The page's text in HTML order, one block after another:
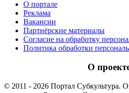
О портале
Реклама
Вакансии
Партнёрские материалы
Согласие на обработку
Политика обработки
О
© 2011 - 2026 Портал Субкультура.